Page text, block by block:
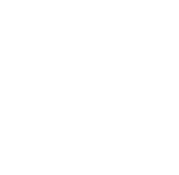
H923R